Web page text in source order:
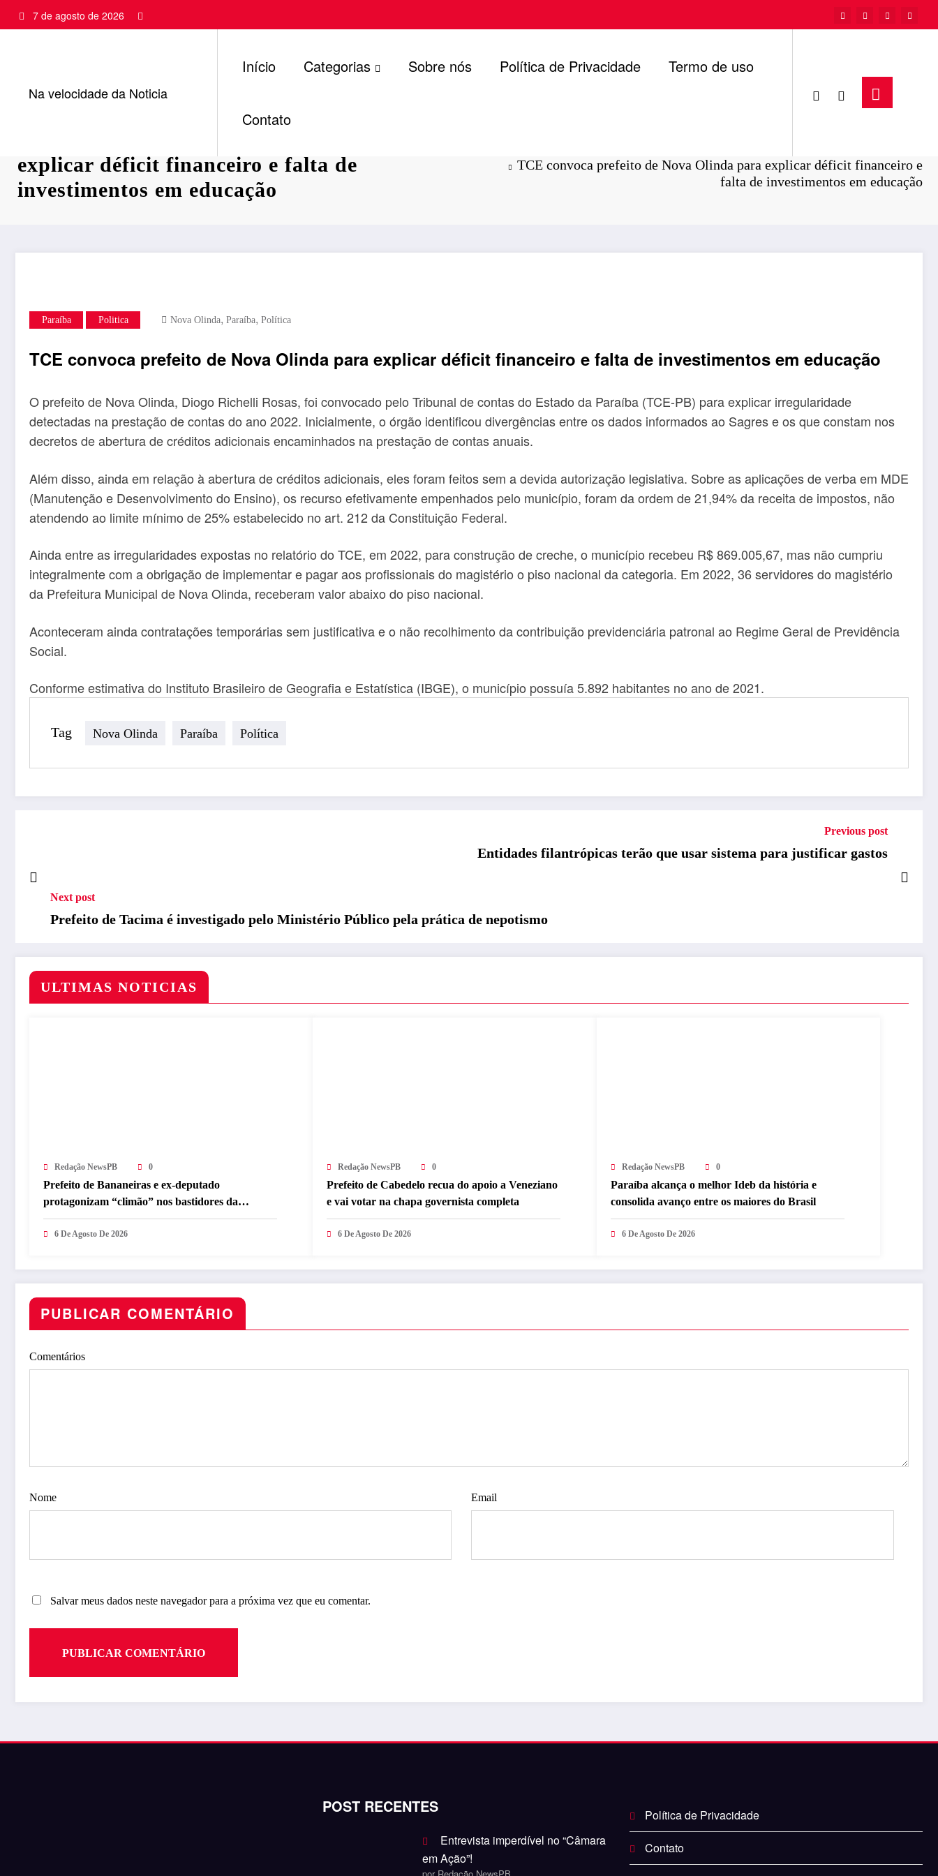
para
7 de agosto de 2026
Na velocidade da Noticia
Início Categorias Sobre nós Política de Privacidade Termo de uso
Contato
explicar déficit financeiro e falta de
investimentos em educação
TCE convoca prefeito de Nova Olinda para explicar déficit financeiro e
falta de investimentos em educação
Paraíba Politica Nova Olinda, Paraíba, Política
TCE convoca prefeito de Nova Olinda para explicar déficit financeiro e falta de investimentos em educação
O prefeito de Nova Olinda, Diogo Richelli Rosas, foi convocado pelo Tribunal de contas do Estado da Paraíba (TCE-PB) para explicar irregularidade
detectadas na prestação de contas do ano 2022. Inicialmente, o órgão identificou divergências entre os dados informados ao Sagres e os que constam nos
decretos de abertura de créditos adicionais encaminhados na prestação de contas anuais.
Além disso, ainda em relação à abertura de créditos adicionais, eles foram feitos sem a devida autorização legislativa. Sobre as aplicações de verba em MDE
(Manutenção e Desenvolvimento do Ensino), os recurso efetivamente empenhados pelo município, foram da ordem de 21,94% da receita de impostos, não
atendendo ao limite mínimo de 25% estabelecido no art. 212 da Constituição Federal.
Ainda entre as irregularidades expostas no relatório do TCE, em 2022, para construção de creche, o município recebeu R$ 869.005,67, mas não cumpriu
integralmente com a obrigação de implementar e pagar aos profissionais do magistério o piso nacional da categoria. Em 2022, 36 servidores do magistério
da Prefeitura Municipal de Nova Olinda, receberam valor abaixo do piso nacional.
Aconteceram ainda contratações temporárias sem justificativa e o não recolhimento da contribuição previdenciária patronal ao Regime Geral de Previdência
Social.
Conforme estimativa do Instituto Brasileiro de Geografia e Estatística (IBGE), o município possuía 5.892 habitantes no ano de 2021.
Tag Nova Olinda Paraíba Política
Previous post
Entidades filantrópicas terão que usar sistema para justificar gastos
Next post
Prefeito de Tacima é investigado pelo Ministério Público pela prática de nepotismo
ULTIMAS NOTICIAS
Redação NewsPB 0
Prefeito de Bananeiras e ex-deputado
protagonizam “climão” nos bastidores da
convenção de Lucas
6 De Agosto De 2026
Redação NewsPB 0
Prefeito de Cabedelo recua do apoio a Veneziano
e vai votar na chapa governista completa
6 De Agosto De 2026
Redação NewsPB 0
Paraíba alcança o melhor Ideb da história e
consolida avanço entre os maiores do Brasil
6 De Agosto De 2026
PUBLICAR COMENTÁRIO
Comentários
Nome Email
Salvar meus dados neste navegador para a próxima vez que eu comentar.
POST RECENTES
Entrevista imperdível no “Câmara
em Ação”!
Política de Privacidade
Contato